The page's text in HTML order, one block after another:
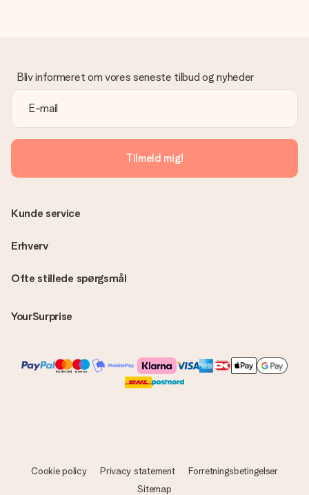
Bliv informeret om vores seneste tilbud og nyheder
Tilmeld mig!
Ofte stillede spørgsmål
YourSurprise
Kunde service
Erhverv
Cookie policy Privacy statement
Forretningsbetingelser
Sitemap